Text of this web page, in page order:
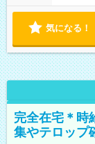
気になる！
完全在宅＊時
集やテロップ